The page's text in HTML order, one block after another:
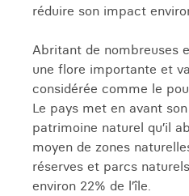
L'architecture cubaine
riche et diverse de l'île.
Havane, Trinidad ou
sont le reflet du style
leurs balcons en fer
La Havane, cette ville
vous charmer par son
et sa forte emprunte
ces villes colorées que
réduire son impact
Abritant de nombreuses
une flore importante et
considérée comme le
Le pays met en avant
patrimoine naturel qu’il
moyen de zones
réserves et parcs
environ 22% de l’île.